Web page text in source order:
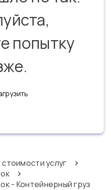
попытку
услуг
- Контейнерный груз